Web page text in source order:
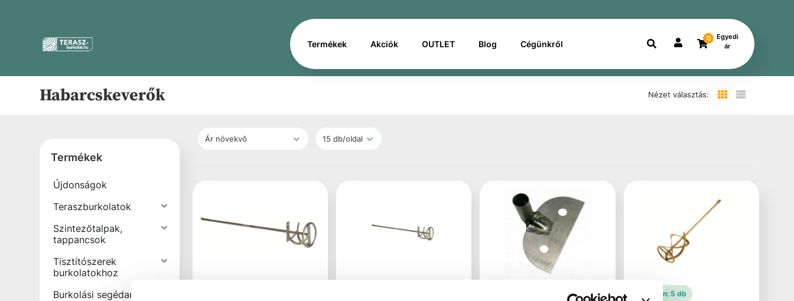
Termékek Akciók OUTLET Blog Cégünkről
0
Egyedi
ár
Habarcskeverők Nézet választás:
Termékek
Újdonságok
Teraszburkolatok
Szintezőtalpak,
tappancsok
Tisztítószerek
burkolatokhoz
Burkolási segédanyagok
Raktáron: 5 db